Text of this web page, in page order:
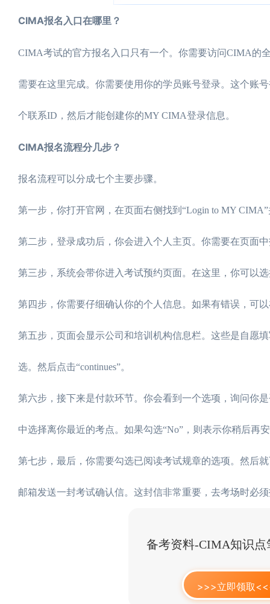
CIMA报名入口在哪里？
CIMA考试的官方报名入口只有一个。你需要访问CIMA的
需要在这里完成。你需要使用你的学员账号登录。这个账
个联系ID，然后才能创建你的MY CIMA登录信息。
CIMA报名流程分几步？
报名流程可以分成七个主要步骤。
第一步，你打开官网，在页面右侧找到“Login to MY
第二步，登录成功后，你会进入个人主页。你需要在页面
第三步，系统会带你进入考试预约页面。在这里，你可以
第四步，你需要仔细确认你的个人信息。如果有错误，可
第五步，页面会显示公司和培训机构信息栏。这些是自愿
选。然后点击“continues”。
第六步，接下来是付款环节。你会看到一个选项，询问你
中选择离你最近的考点。如果勾选“No”，则表示你稍后再
第七步，最后，你需要勾选已阅读考试规章的选项。然后
邮箱发送一封考试确认信。这封信非常重要，去考场时必
备考资料-CIMA知识点
>>>立即领取